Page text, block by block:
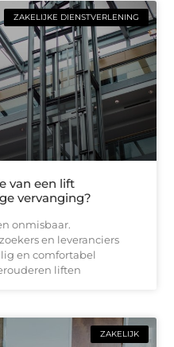
ZAKELIJKE DIENSTVERLENING
van een lift
vervanging?
onmisbaar.
en leveranciers
en comfortabel
liften
ZAKELIJK